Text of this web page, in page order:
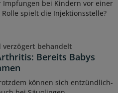
bei Kindern vor einer
spielt die Injektionsstelle?
behandelt
Bereits Babys
können sich entzündlich-